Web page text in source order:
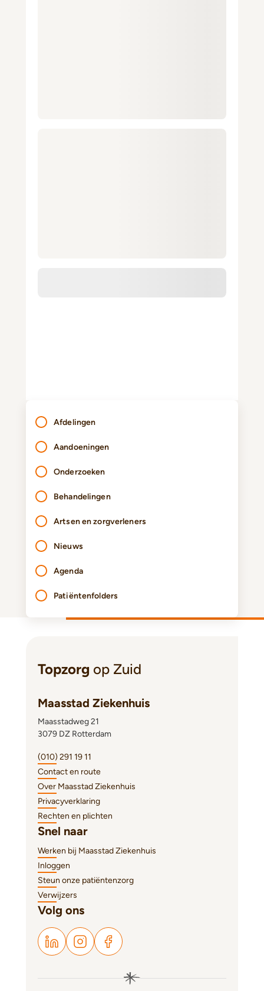
Afdelingen
Aandoeningen
Onderzoeken
Behandelingen
Artsen en zorgverleners
Nieuws
Agenda
Patiëntenfolders
Topzorg op Zuid
Maasstad Ziekenhuis
Maasstadweg 21
3079 DZ Rotterdam
(010) 291 19 11
Contact en route
Over Maasstad Ziekenhuis
Privacyverklaring
Rechten en plichten
Snel naar
Werken bij Maasstad Ziekenhuis
Inloggen
Steun onze patiëntenzorg
Verwijzers
Volg ons